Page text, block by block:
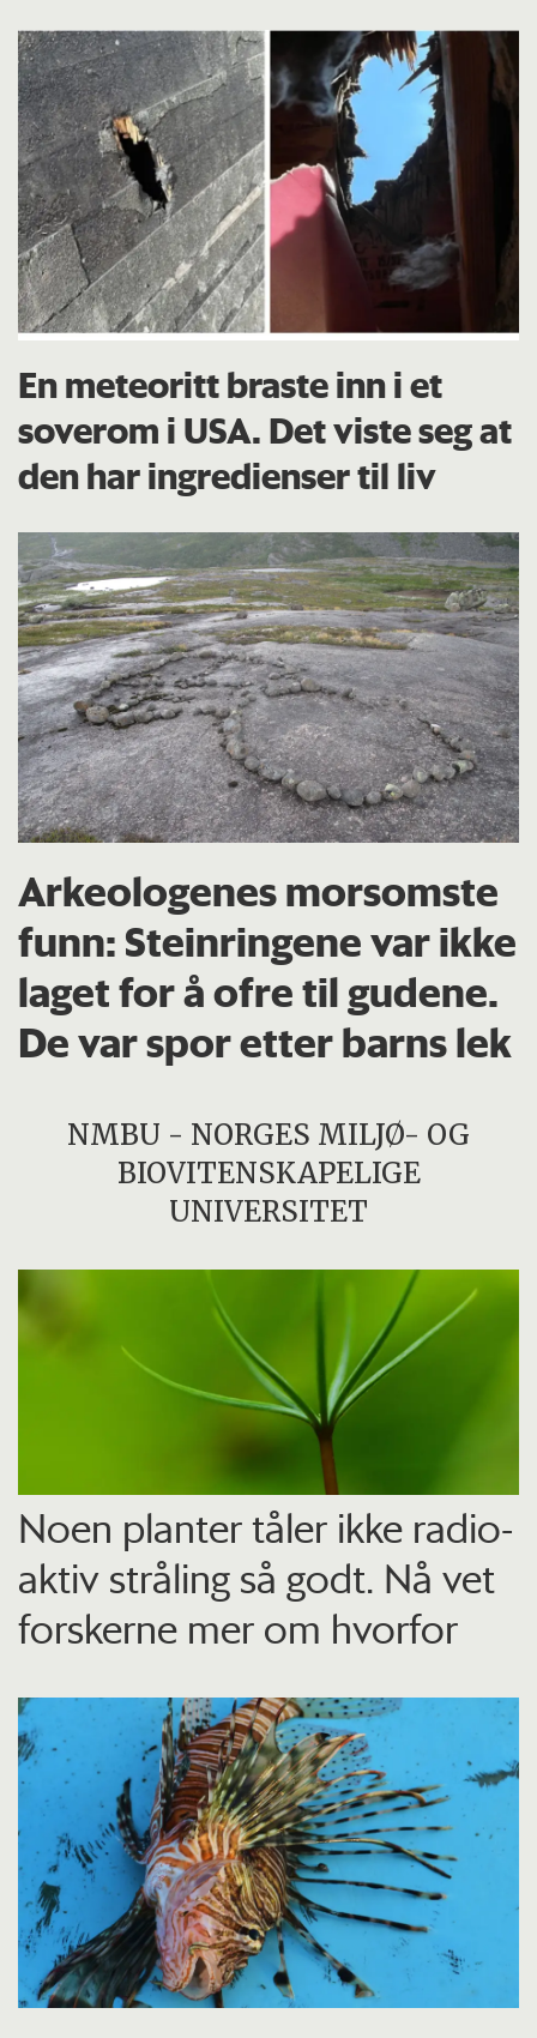
En meteoritt braste inn i et
soverom i USA. Det viste seg at
den har ingredienser til liv
Arkeologenes morsomste
funn: Steinringene var ikke
laget for å ofre til gudene.
De var spor etter barns lek
NMBU - NORGES MILJØ- OG
BIOVITENSKAPELIGE
UNIVERSITET
Noen planter tåler ikke radio­
aktiv stråling så godt. Nå vet
forskerne mer om hvorfor